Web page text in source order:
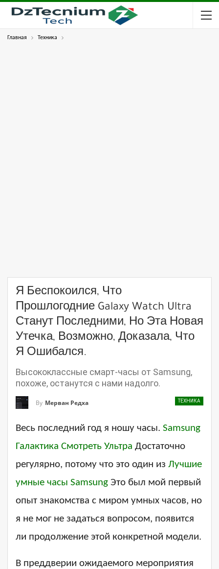
Главная Техника
Я Беспокоился, Что
Прошлогодние Galaxy Watch Ultra
Станут Последними, Но Эта Новая
Утечка, Возможно, Доказала, Что
Я Ошибался.
Высококлассные смарт-часы от Samsung,
похоже, останутся с нами надолго.
ТЕХНИКА
By Мерван Редха
Весь последний год я ношу часы. Samsung
Галактика Смотреть Ультра Достаточно
регулярно, потому что это один из Лучшие
умные часы Samsung Это был мой первый
опыт знакомства с миром умных часов, но
я не мог не задаться вопросом, появится
ли продолжение этой конкретной модели.
В преддверии ожидаемого мероприятия